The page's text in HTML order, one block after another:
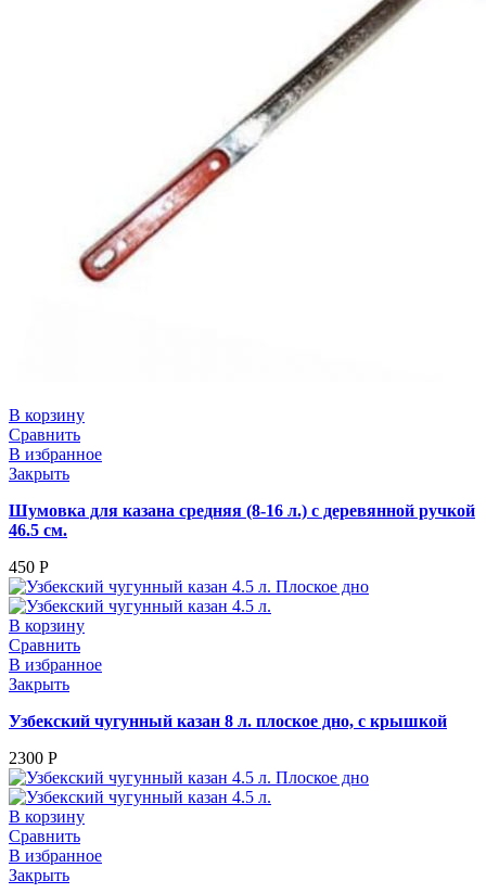
В корзину
Сравнить
В избранное
Закрыть
Шумовка для казана средняя (8-16 л.) с деревянной ручкой
46.5 см.
450 Р
В корзину
Сравнить
В избранное
Закрыть
Узбекский чугунный казан 8 л. плоское дно, с крышкой
2300 Р
В корзину
Сравнить
В избранное
Закрыть